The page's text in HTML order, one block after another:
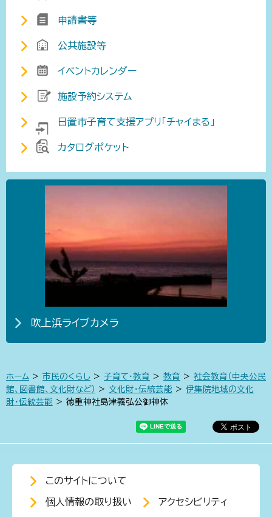
申請書等
公共施設等
イベントカレンダー
施設予約システム
日置市子育て支援アプリ「チャイまる」
カタログポケット
吹上浜ライブカメラ
ホーム > 市民のくらし > 子育て・教育 > 教育 > 社会教育（中央公民
館、図書館、文化財など） > 文化財・伝統芸能 > 伊集院地域の文化
財・伝統芸能 > 徳重神社島津義弘公御神体
このサイトについて
個人情報の取り扱い アクセシビリティ